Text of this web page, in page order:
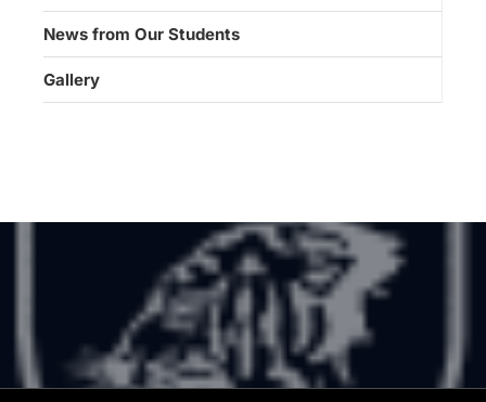
News from Our Students
Gallery